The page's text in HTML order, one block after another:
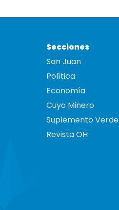
Secciones
San Juan
Política
Economía
Cuyo Minero
Suplemento Verde
Revista OH